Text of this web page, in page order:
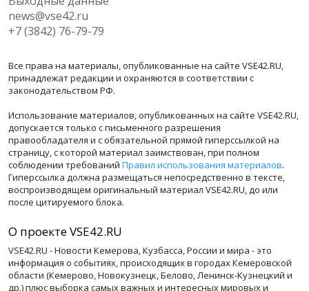
news@vse42.ru
+7 (3842) 76-79-79
Все права на материалы, опубликованные на сайте VSE42.RU,
принадлежат редакции и охраняются в соответствии с
законодательством РФ.
Использование материалов, опубликованных на сайте VSE42.RU,
допускается только с письменного разрешения
правообладателя и с обязательной прямой гиперссылкой на
страницу, с которой материал заимствован, при полном
соблюдении требований Правил использования материалов.
Гиперссылка должна размещаться непосредственно в тексте,
воспроизводящем оригинальный материал VSE42.RU, до или
после цитируемого блока.
О проекте VSE42.RU
VSE42.RU - Новости Кемерова, Кузбасса, России и мира - это
информация о событиях, происходящих в городах Кемеровской
области (Кемерово, Новокузнецк, Белово, Ленинск-Кузнецкий и
др.) плюс выборка самых важных и интересных мировых и